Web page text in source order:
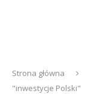
Strona główna
"inwestycje Polski"